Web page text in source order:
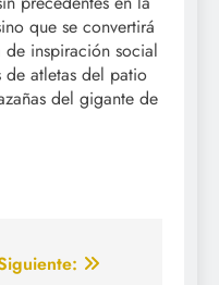
que se convertirá
de inspiración social
de atletas del patio
del gigante de